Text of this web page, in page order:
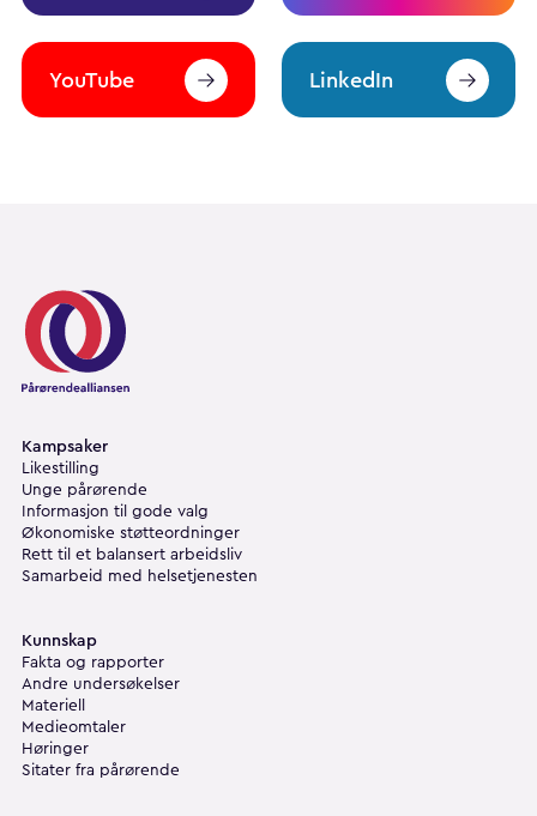
YouTube LinkedIn
Pårørendealliansen
Kampsaker
Likestilling
Unge pårørende
Informasjon til gode valg
Økonomiske støtteordninger
Rett til et balansert arbeidsliv
Samarbeid med helsetjenesten
Kunnskap
Fakta og rapporter
Andre undersøkelser
Materiell
Medieomtaler
Høringer
Sitater fra pårørende